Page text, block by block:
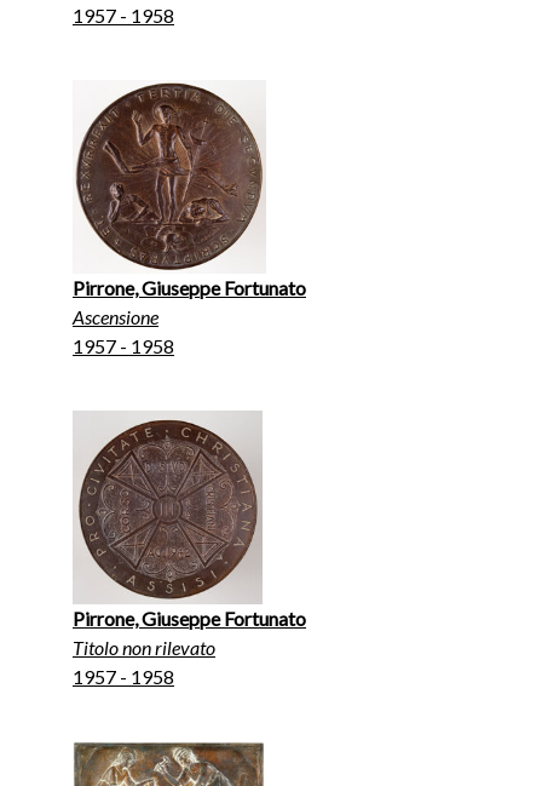
1957 - 1958
Pirrone, Giuseppe Fortunato
Ascensione
1957 - 1958
Pirrone, Giuseppe Fortunato
Titolo non rilevato
1957 - 1958